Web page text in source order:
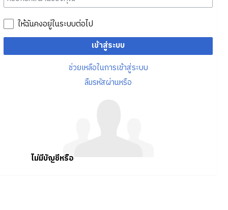
ให้ฉันคงอยู่ในระบบต่อไป
เข้าสู่ระบบ
ช่วยเหลือในการเข้าสู่ระบบ
ลืมรหัสผ่านหรือ
ไม่มีบัญชีหรือ